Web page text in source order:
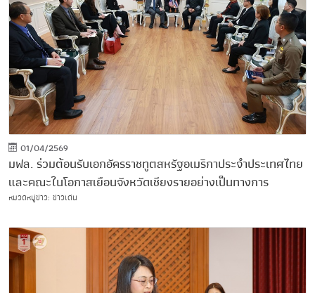
01/04/2569
มฟล. ร่วมต้อนรับเอกอัครราชทูตสหรัฐอเมริกาประจำประเทศไทย
และคณะในโอกาสเยือนจังหวัดเชียงรายอย่างเป็นทางการ
หมวดหมู่ข่าว: ข่าวเด่น